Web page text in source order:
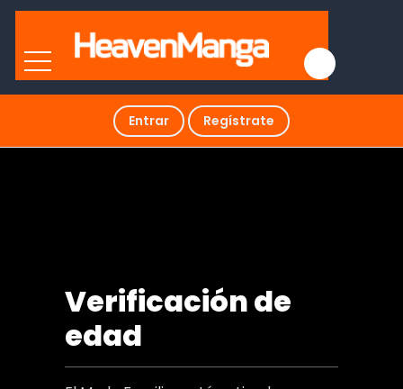
Entrar Regístrate
Verificación de
edad